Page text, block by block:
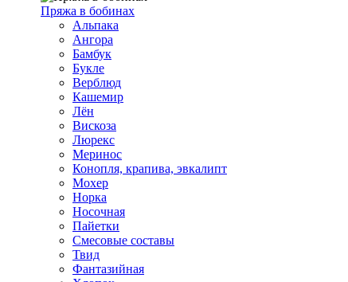
Пряжа в бобинах
Альпака
Ангора
Бамбук
Букле
Верблюд
Кашемир
Лён
Вискоза
Люрекс
Меринос
Конопля, крапива, эвкалипт
Мохер
Норка
Носочная
Пайетки
Смесовые составы
Твид
Фантазийная